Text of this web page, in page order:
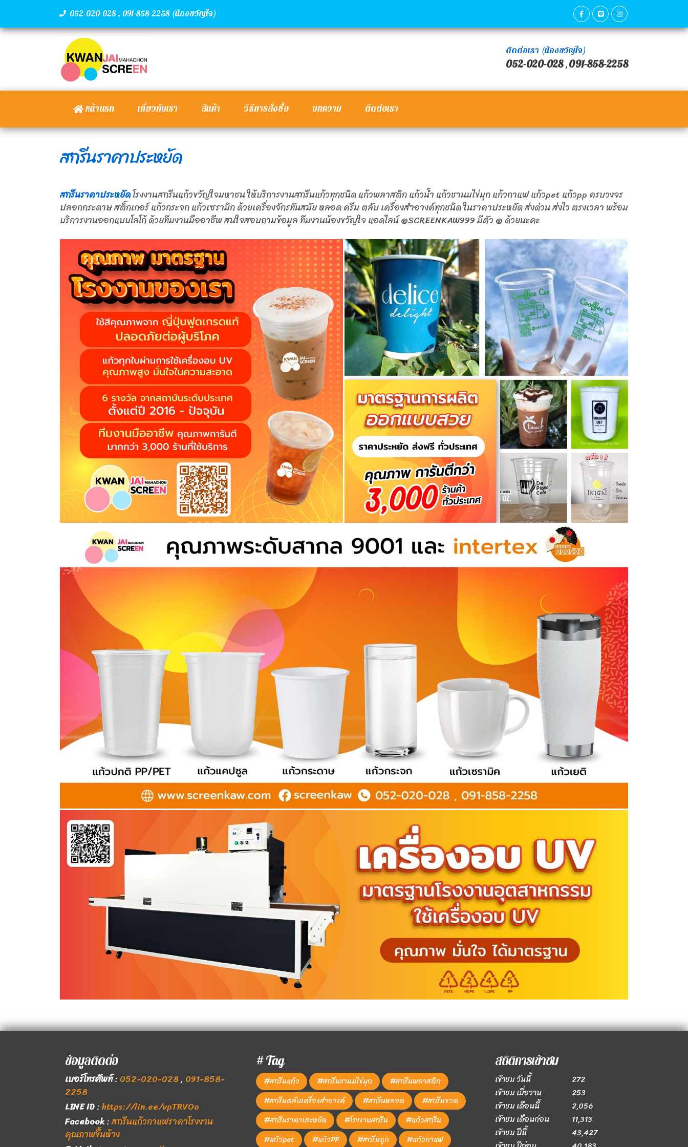
052-020-028 , 091-858-2258 (น้องขวัญใจ)
ติดต่อเรา (น้องขวัญใจ)
052-020-028,091-858-2258
หน้าแรก เกี่ยวกับเรา สินค้า วิธีการสั่งซื้อ บทความ ติดต่อเรา
สกรีนราคาประหยัด
สกรีนราคาประหยัดโรงงานสกรีนแก้วขวัญใจมหาชน ให้บริการงานสกรีนแก้วทุกชนิด แก้วพลาสติก แก้วน้ำ แก้วชานมไข่มุก แก้วกาแฟ แก้วpet แก้วpp ครบวงจร
ปลอกกระดาษ สติ๊กเกอร์ แก้วกระจก แก้วเซรามิก ด้วยเครื่องจักรทันสมัย หลอด ครีม ตลับ เครื่องสำอางค์ทุกชนิด ในราคาประหยัด ส่งด่วน ส่งไว ตรงเวลา พร้อม
บริการงานออกแบบโลโก้ ด้วยทีมงานมืออาชีพ สนใจสอบถามข้อมูล ทีมงานน้องขวัญใจ แอดไลน์ @SCREENKAW999 มีตัว @ ด้วยนะคะ
ข้อมูลติดต่อ
เบอร์โทรศัพท์: 052-020-028, 091-858-
2258
LINE ID:https://lin.ee/vpTRVOo
Facebook:สกรีนแก้วกาแฟราคาโรงงาน
คุณภาพขึ้นห้าง
# Tag
#สกรีนแก้ว #สกรีนชานมไข่มุก
#สกรีนพลาสติก
#สกรีนตลับเครื่องสำอางค์
#สกรีนหลอด
#สกรีนขวด
#สกรีนราคาประหยัด
#โรงงานสกรีน
#แก้วสกรีน
#แก้วpet
#แก้วPP #สกรีนถูก #แก้วกาแฟ
สถิติการเข้าชม
เข้าชม วันนี้
272
เข้าชม เมื่อวาน
253
เข้าชม เดือนนี้
2,056
เข้าชม เดือนก่อน
11,313
เข้าชม ปีนี้
43,427